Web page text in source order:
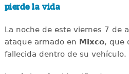
pierde la vida
La noche de este viernes 7 de
ataque armado en Mixco, que
fallecida dentro de su vehículo.